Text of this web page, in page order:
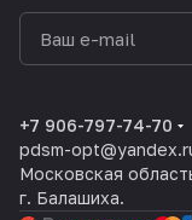
+7 906-797-74-70
pdsm-
Московская
г. Балашиха.